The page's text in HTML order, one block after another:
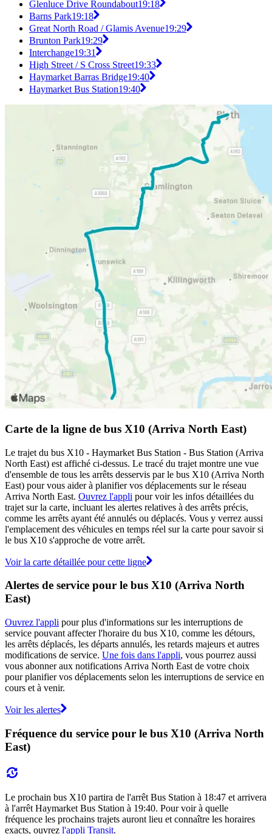
Glenluce Drive Roundabout19:18
Barns Park19:18
Great North Road / Glamis Avenue19:29
Brunton Park19:29
Interchange19:31
High Street / S Cross Street19:33
Haymarket Barras Bridge19:40
Haymarket Bus Station19:40
Carte de la ligne de bus X10 (Arriva North East)
Le trajet du bus X10 - Haymarket Bus Station - Bus Station (Arriva
North East) est affiché ci-dessus. Le tracé du trajet montre une vue
d'ensemble de tous les arrêts desservis par le bus X10 (Arriva North
East) pour vous aider à planifier vos déplacements sur le réseau
Arriva North East. Ouvrez l'appli pour voir les infos détaillées du
trajet sur la carte, incluant les alertes relatives à des arrêts précis,
comme les arrêts ayant été annulés ou déplacés. Vous y verrez aussi
l'emplacement des véhicules en temps réel sur la carte pour savoir si
le bus X10 s'approche de votre arrêt.
Voir la carte détaillée pour cette ligne
Alertes de service pour le bus X10 (Arriva North
East)
Ouvrez l'appli pour plus d'informations sur les interruptions de
service pouvant affecter l'horaire du bus X10, comme les détours,
les arrêts déplacés, les départs annulés, les retards majeurs et autres
modifications de service. Une fois dans l'appli, vous pourrez aussi
vous abonner aux notifications Arriva North East de votre choix
pour planifier vos déplacements selon les interruptions de service en
cours et à venir.
Voir les alertes
Fréquence du service pour le bus X10 (Arriva North
East)
Le prochain bus X10 partira de l'arrêt Bus Station à 18:47 et arrivera
à l'arrêt Haymarket Bus Station à 19:40. Pour voir à quelle
fréquence les prochains trajets auront lieu et connaître les horaires
exacts, ouvrez l'appli Transit.